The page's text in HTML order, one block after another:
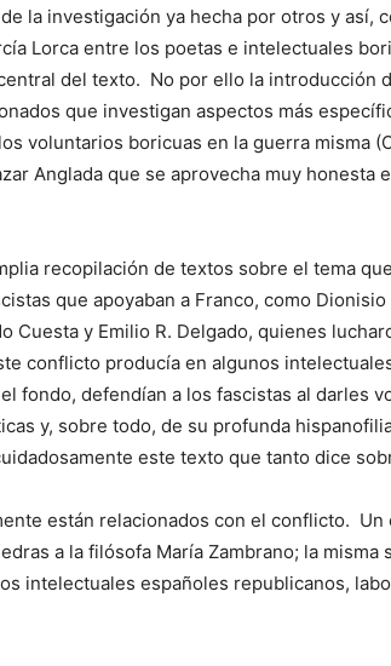
la investigación ya hecha por otros y
Lorca entre los poetas e intelectuales
del texto. No por ello la introducción
que investigan aspectos más
voluntarios boricuas en la guerra
Anglada que se aprovecha muy
recopilación de textos sobre el tema
que apoyaban a Franco, como
Cuesta y Emilio R. Delgado, quienes
conflicto producía en algunos
fondo, defendían a los fascistas al darles
y, sobre todo, de su profunda
este texto que tanto dice
están relacionados con el conflicto.
a la filósofa María Zambrano; la
intelectuales españoles republicanos,